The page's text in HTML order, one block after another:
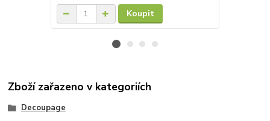
Koupit
Zboží zařazeno v kategoriích
Decoupage